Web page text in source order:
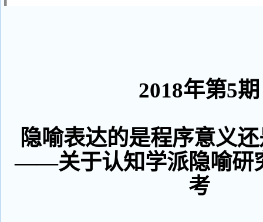
2018年第5期
隐喻表达的是程序意义
——关于认知学派隐喻研
考